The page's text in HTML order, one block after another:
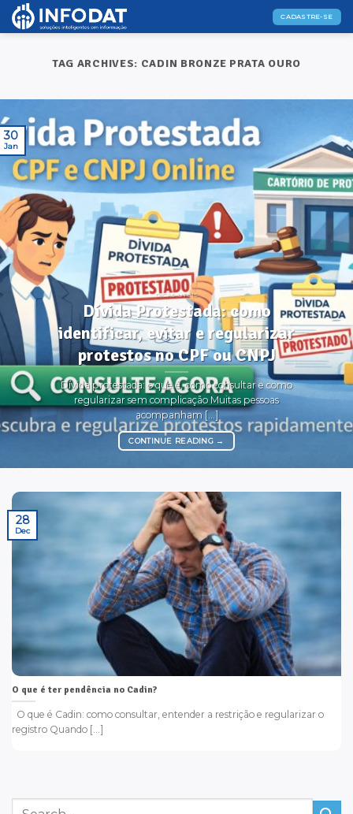
Skip
CADASTRE-SE
TAG ARCHIVES: CADIN BRONZE PRATA OURO
DICAS ÚTEIS
Dívida Protestada: como
identificar, evitar e regularizar
protestos no CPF ou CNPJ
Dívida protestada: o que é, como consultar e como
regularizar sem complicação Muitas pessoas
acompanham [...]
CONTINUE READING →
30
Jan
O que é ter pendência no Cadin?
O que é Cadin: como consultar, entender a restrição e regularizar o
registro Quando [...]
28
Dec